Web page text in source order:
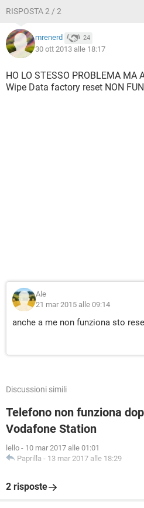
RISPOSTA 2 / 2
mrenerd 24
30 ott 2013 alle 18:17
HO LO STESSO PROBLEMA MA
Wipe Data factory reset NON
Ale
21 mar 2015 alle 09:14
anche a me non funziona sto
Discussioni simili
Telefono non funziona
Vodafone Station
lello - 10 mar 2017 alle 01:01
Paprilla - 13 mar 2017 alle 18:29
2 risposte